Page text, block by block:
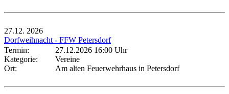
27.12. 2026
Dorfweihnacht - FFW Petersdorf
Termin:
27.12.2026 16:00 Uhr
Kategorie:
Vereine
Ort:
Am alten Feuerwehrhaus in Petersdorf